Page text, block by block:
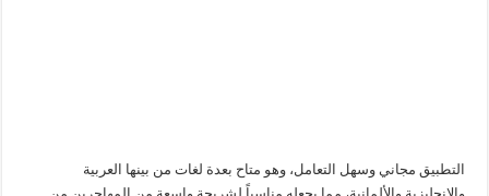
التطبيق مجاني وسهل التعامل، وهو متاح بعدة لغات من بينها العربية